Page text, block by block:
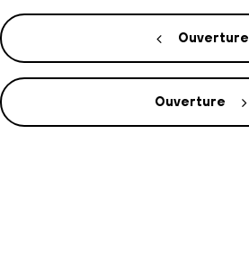
Ouverture
Ouverture